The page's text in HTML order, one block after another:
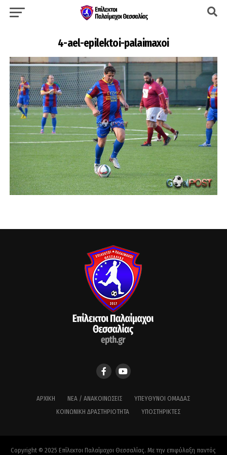
4-ael-epilektoi-palaimaxoi
ΑΡΧΙΚΉ ΝΈΑ / ΑΝΑΚΟΙΝΏΣΕΙΣ
ΥΠΕΎΘΥΝΟΙ ΟΜΆΔΑΣ
ΚΟΙΝΩΝΙΚΉ ΔΡΑΣΤΗΡΙΌΤΗΤΑ
ΥΠΟΣΤΗΡΙΚΤΈΣ
Copyright © 2025 Επίλεκτοι Παλαίμαχοι Θεσσαλίας. Με την επιφύλαξη παντός